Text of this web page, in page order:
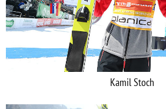
Kamil Stoch